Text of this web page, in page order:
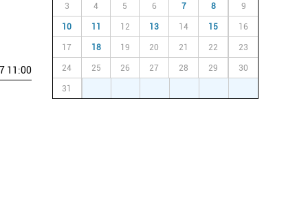
11:00
3 4 5 6 7 8 9
10 11 12 13 14 15 16
17 18 19 20 21 22 23
24 25 26 27 28 29 30
31